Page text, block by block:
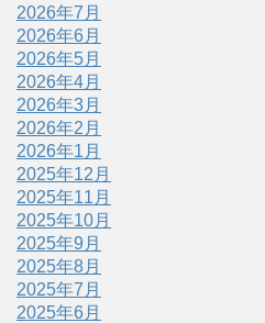
2026年7月
2026年6月
2026年5月
2026年4月
2026年3月
2026年2月
2026年1月
2025年12月
2025年11月
2025年10月
2025年9月
2025年8月
2025年7月
2025年6月